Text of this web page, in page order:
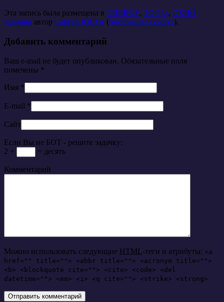
Эта запись была размещена в CHERNY, TOOLs, ОКНО
Админа автор Сергей ЮНГА (постоянная ссылка).
Добавить комментарий
Ваш e-mail не будет опубликован. Обязательные поля
помечены *
Имя *
E-mail *
Сайт
Если Вы не БОТ - решите задачку:
2 +
= десять
Комментарий
Можно использовать следующие HTML-теги и атрибуты: <a
href="" title=""> <abbr title=""> <acronym title="">
<b> <blockquote cite=""> <cite> <code> <del
datetime=""> <em> <i> <q cite=""> <strike> <strong>